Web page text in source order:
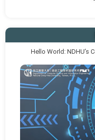
Hello World: NDHU’s